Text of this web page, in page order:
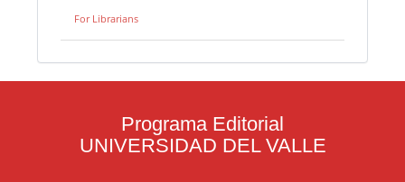
For Librarians
Programa Editorial
UNIVERSIDAD DEL VALLE